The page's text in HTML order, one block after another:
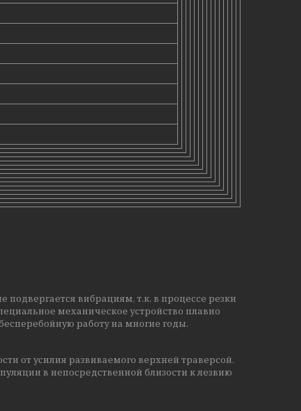
вибрациям, т.к. в процессе резки
механическое устройство плавно
работу на многие годы.
от усилия развиваемого верхней траверсой.
в непосредственной близости к лезвию